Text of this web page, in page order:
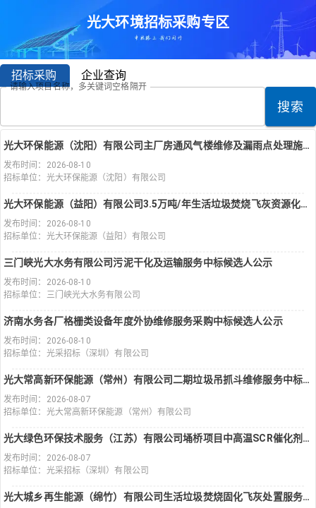
光大环境招标采购专区
招标采购 企业查询
请输入项目名称，多关键词空格隔开
搜索
光大环保能源（沈阳）有限公司主厂房通风气楼维修及漏雨点处理施工中标候选人公示
发布时间：2026-08-10
招标单位：光大环保能源（沈阳）有限公司
光大环保能源（益阳）有限公司3.5万吨/年生活垃圾焚烧飞灰资源化利用项目工程监理服务中标候选人公示
发布时间：2026-08-10
招标单位：光大环保能源（益阳）有限公司
三门峡光大水务有限公司污泥干化及运输服务中标候选人公示
发布时间：2026-08-10
招标单位：三门峡光大水务有限公司
济南水务各厂格栅类设备年度外协维修服务采购中标候选人公示
发布时间：2026-08-10
招标单位：光采招标（深圳）有限公司
光大常高新环保能源（常州）有限公司二期垃圾吊抓斗维修服务中标候选人公示
发布时间：2026-08-07
招标单位：光大常高新环保能源（常州）有限公司
光大绿色环保技术服务（江苏）有限公司埇桥项目中高温SCR催化剂采购中标候选人公示
发布时间：2026-08-07
招标单位：光采招标（深圳）有限公司
光大城乡再生能源（绵竹）有限公司生活垃圾焚烧固化飞灰处置服务中标候选人公示